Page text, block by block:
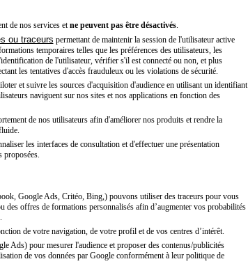
de nos services et ne peuvent pas être désactivés.
ou traceurs permettant de maintenir la session de l'utilisateur active
temporaires telles que les préférences des utilisateurs, les
de l'utilisateur, vérifier s'il est connecté ou non, et plus
les tentatives d'accès frauduleux ou les violations de sécurité.
et suivre les sources d'acquisition d'audience en utilisant un identifiant
naviguent sur nos sites et nos applications en fonction des
de nos utilisateurs afin d'améliorer nos produits et rendre la
les interfaces de consultation et d'effectuer une présentation
Google Ads, Critéo, Bing,) pouvons utiliser des traceurs pour vous
des offres de formations personnalisés afin d’augmenter vos probabilités
de votre navigation, de votre profil et de vos centres d’intérêt.
Ads) pour mesurer l'audience et proposer des contenus/publicités
de vos données par Google conformément à leur politique de